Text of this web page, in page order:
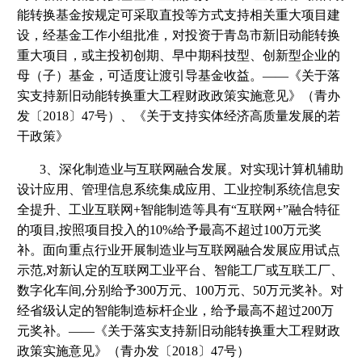
能转换基金按规定可采取直投等方式支持相关重大项目建
设，经基金工作小组批准，对投资于青岛市新旧动能转换
重大项目，或主投初创期、早中期科技型、创新型企业的
母（子）基金，可适度让渡引导基金收益。——《关于落
实支持新旧动能转换重大工程财政政策实施意见》（青办
发〔2018〕47号）、《关于支持实体经济高质量发展的若
干政策》
3、深化制造业与互联网融合发展。对实现计算机辅助
设计应用、管理信息系统集成应用、工业控制系统信息安
全提升、工业互联网+智能制造等具有“互联网+”融合特征
的项目,按照项目投入的10%给予最高不超过100万元奖
补。面向重点行业开展制造业与互联网融合发展应用试点
示范,对新认定的互联网工业平台、智能工厂或互联工厂、
数字化车间,分别给予300万元、100万元、50万元奖补。对
经省级认定的智能制造标杆企业，给予最高不超过200万
元奖补。——《关于落实支持新旧动能转换重大工程财政
政策实施意见》（青办发〔2018〕47号）